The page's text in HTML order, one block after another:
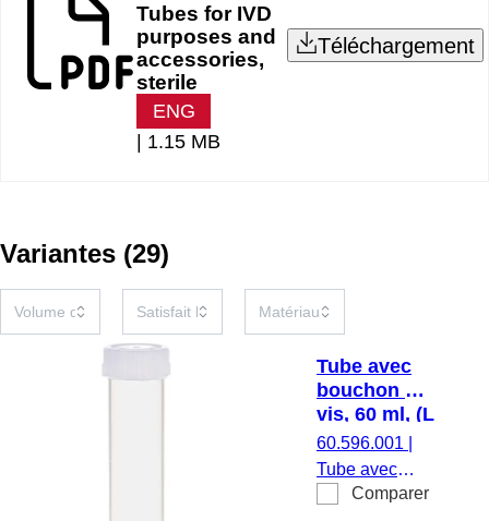
Tubes for IVD
purposes and
accessories,
sterile
ENG
| 1.15 MB
Téléchargement
Variantes (29)
Tube avec
bouchon à
vis, 60 ml, (L
x Ø) : 126 x
30 mm, PP
60.596.001
Tube avec
bouchon à vis,
Comparer